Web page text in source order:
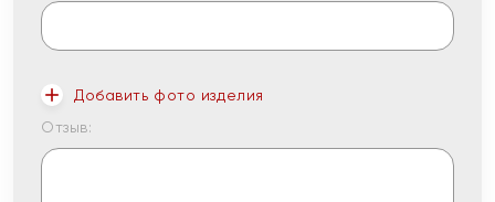
Добавить фото изделия
Отзыв: